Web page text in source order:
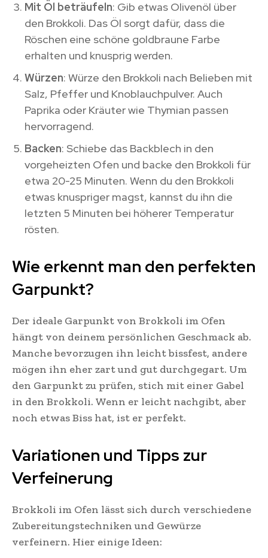
Mit Öl beträufeln: Gib etwas Olivenöl über
den Brokkoli. Das Öl sorgt dafür, dass die
Röschen eine schöne goldbraune Farbe
erhalten und knusprig werden.
Würzen: Würze den Brokkoli nach Belieben mit
Salz, Pfeffer und Knoblauchpulver. Auch
Paprika oder Kräuter wie Thymian passen
hervorragend.
Backen: Schiebe das Backblech in den
vorgeheizten Ofen und backe den Brokkoli für
etwa 20-25 Minuten. Wenn du den Brokkoli
etwas knuspriger magst, kannst du ihn die
letzten 5 Minuten bei höherer Temperatur
rösten.
Wie erkennt man den perfekten
Garpunkt?
Der ideale Garpunkt von Brokkoli im Ofen
hängt von deinem persönlichen Geschmack ab.
Manche bevorzugen ihn leicht bissfest, andere
mögen ihn eher zart und gut durchgegart. Um
den Garpunkt zu prüfen, stich mit einer Gabel
in den Brokkoli. Wenn er leicht nachgibt, aber
noch etwas Biss hat, ist er perfekt.
Variationen und Tipps zur
Verfeinerung
Brokkoli im Ofen lässt sich durch verschiedene
Zubereitungstechniken und Gewürze
verfeinern. Hier einige Ideen: